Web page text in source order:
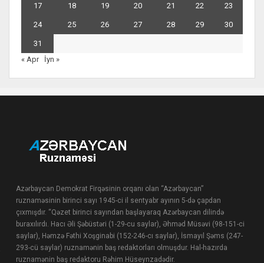
17 18 19 20 21 22 23
24 25 26 27 28 29 30
31
« Apr
İyn »
Azərbaycan Demokrat Firqəsinin orqanı olan “Azərbaycan”
ruznaməsinin birinci sayı 1945-ci il sentyabr ayının 5-də çapdan
çıxmışdır. “Qəzet birinci sayından başlayaraq Azərbaycan dilində
buraxılırdı. Hacı Əli Şəbüstəri (1-29-cu saylar), Əhməd Müsəvi (98-151-ci
saylar), Həmzə Fəthi Xoşginabi (152-246-cı saylar), İsmayıl Şəms (247-
293-cü saylar) ruznamənin baş redaktorları olmuşdur. Hal-hazırda
ruznamənin baş redaktoru Rəhim Hüseynzadədir.